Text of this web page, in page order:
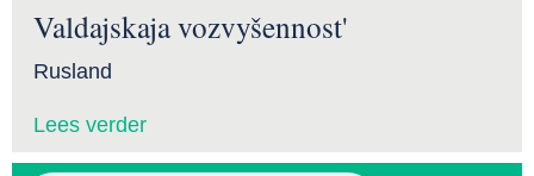
Valdajskaja vozvyšennost'
Rusland
Lees verder